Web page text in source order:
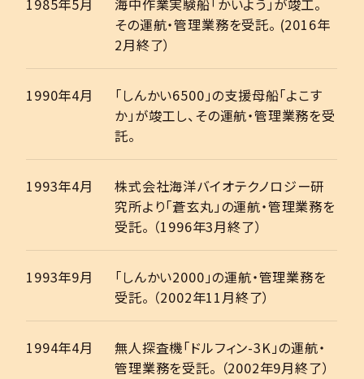
1985年5月
海中作業実験船「かいよう」が竣工。
その運航・管理業務を受託。 (2016年
2月終了）
1990年4月
「しんかい6500」の支援母船「よこす
か」が竣工し、その運航・管理業務を受
託。
1993年4月
株式会社海洋バイオテクノロジー研
究所より「蒼玄丸」の運航・管理業務を
受託。 （1996年3月終了）
1993年9月
「しんかい2000」の運航・管理業務を
受託。 （2002年11月終了）
1994年4月
無人探査機「ドルフィン-3K」の運航・
管理業務を受託。 （2002年9月終了）